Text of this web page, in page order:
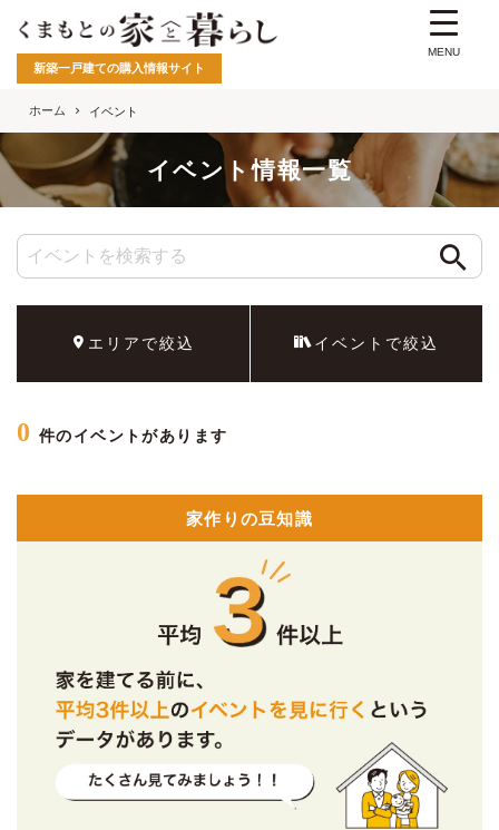
新築一戸建ての購入情報サイト
ホーム イベント
イベント情報一覧
エリアで絞込 イベントで絞込
0 件のイベントがあります
家作りの豆知識
MENU